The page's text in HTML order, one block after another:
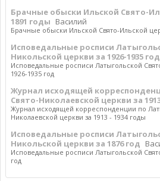
Брачные обыски Ильской Свято-
1891 годы Василий
Брачные обыски Ильской Свято-Ильской
Исповедальные росписи
Никольской церкви за 1926-1935 год
Исповедальные росписи Латыгольской
1926-1935 год
Журнал исходящей
Свято-Николаевской церкви за
Журнал исходящей корреспонденции по
Николаевской церкви за 1913 - 1934 годы
Исповедальные росписи
Никольской церкви за 1876 год
Исповедальные росписи Латыгольской
год